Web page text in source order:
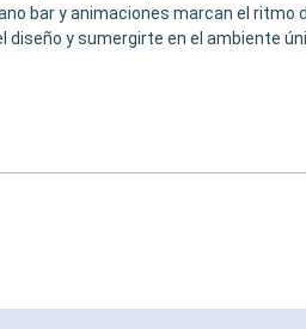
bar y animaciones marcan el ritmo
diseño y sumergirte en el ambiente